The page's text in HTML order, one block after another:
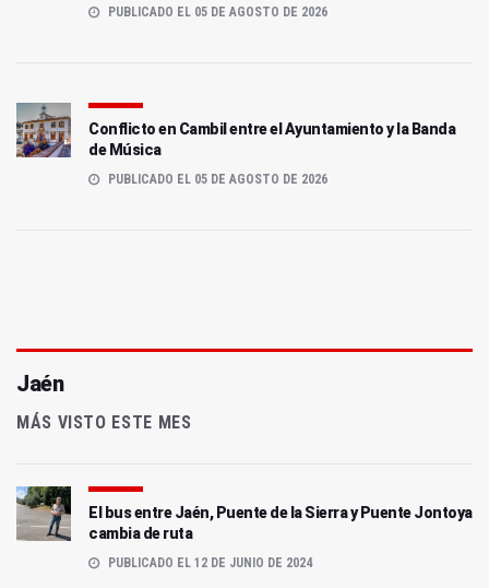
PUBLICADO EL 05 DE AGOSTO DE 2026
Conflicto en Cambil entre el Ayuntamiento y la Banda
de Música
PUBLICADO EL 05 DE AGOSTO DE 2026
Jaén
MÁS VISTO ESTE MES
El bus entre Jaén, Puente de la Sierra y Puente Jontoya
cambia de ruta
PUBLICADO EL 12 DE JUNIO DE 2024